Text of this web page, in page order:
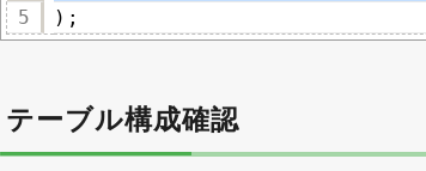
5
);
テーブル構成確認